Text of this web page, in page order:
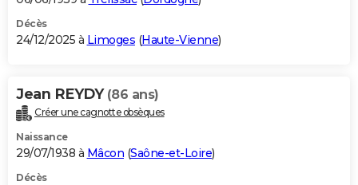
S'inscrire
Se connecter
Lycées
Collèges
Primaires
Universités
Entreprises
Service militaire
Avis de recherche
AVIS DE DÉCÈS
Bricolage
Lifestyle
Culture
Sport
Auto
Television
Voyage
Cinema
Décès
24/12/2025 à Limoges (Haute-Vienne)
Jean REYDY (86 ans)
Créer une cagnotte obsèques
Naissance
29/07/1938 à Mâcon (Saône-et-Loire)
Décès